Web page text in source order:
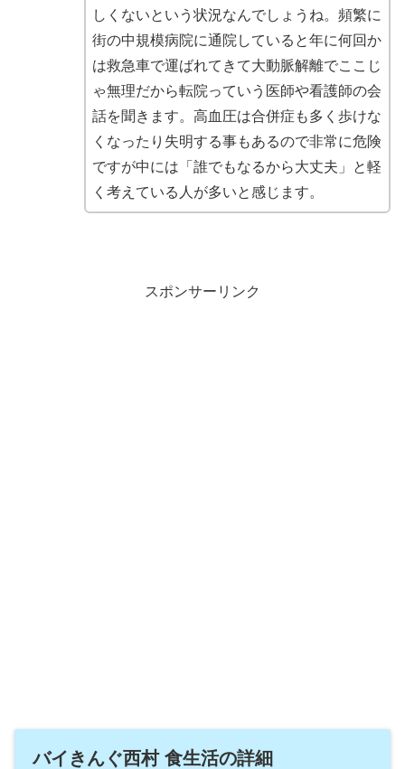
しくないという状況なんでしょうね。頻繁に
街の中規模病院に通院していると年に何回か
は救急車で運ばれてきて大動脈解離でここじ
ゃ無理だから転院っていう医師や看護師の会
話を聞きます。高血圧は合併症も多く歩けな
くなったり失明する事もあるので非常に危険
ですが中には「誰でもなるから大丈夫」と軽
く考えている人が多いと感じます。
スポンサーリンク
バイきんぐ西村 食生活の詳細